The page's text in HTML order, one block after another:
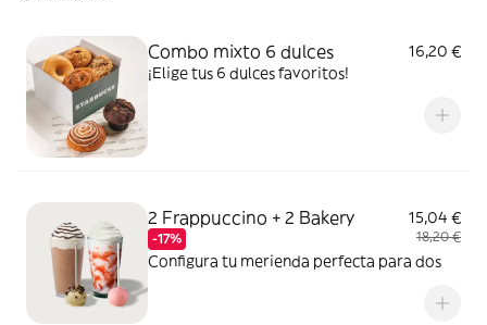
Combo mixto 6 dulces
16,20 €
¡Elige tus 6 dulces favoritos!
2 Frappuccino + 2 Bakery
-17%
15,04 €
18,20 €
Configura tu merienda perfecta para dos